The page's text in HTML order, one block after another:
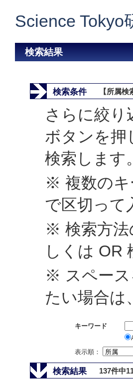
Science Tokyo
検索結果
検索条件 【所属
さらに絞り
ボタンを押
検索します。
※ 複数のキ
で区切って
※ 検索方法
しくは OR
※ スペース
たい場合は
キーワード
表示順：
検索結果 137件中